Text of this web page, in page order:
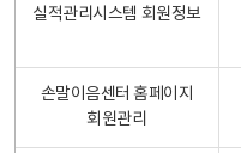
실적관리시스템 회원정보
손말이음센터 홈페이지
회원관리